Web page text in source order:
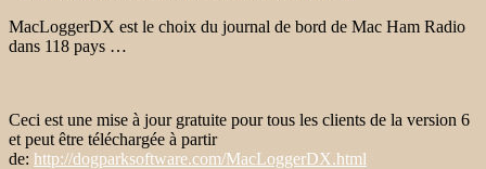
MacLoggerDX est le choix du journal de bord de Mac Ham Radio
dans 118 pays …
Ceci est une mise à jour gratuite pour tous les clients de la version 6
et peut être téléchargée à partir
de: http://dogparksoftware.com/MacLoggerDX.html